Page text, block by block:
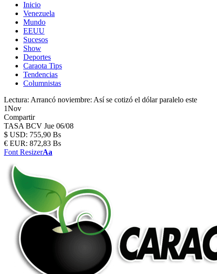
Inicio
Venezuela
Mundo
EEUU
Sucesos
Show
Deportes
Caraota Tips
Tendencias
Columnistas
Lectura: Arrancó noviembre: Así se cotizó el dólar paralelo este
1Nov
Compartir
TASA BCV Jue 06/08
$ USD: 755,90 Bs
€ EUR: 872,83 Bs
Font ResizerAa